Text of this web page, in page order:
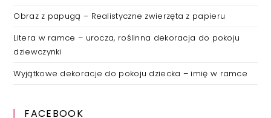
Obraz z papugą – Realistyczne zwierzęta z papieru
Litera w ramce – urocza, roślinna dekoracja do pokoju
dziewczynki
Wyjątkowe dekoracje do pokoju dziecka – imię w ramce
FACEBOOK